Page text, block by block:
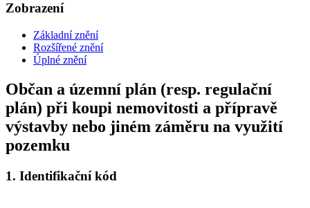
Zobrazení
Základní znění
Rozšířené znění
Úplné znění
Občan a územní plán (resp. regulační
plán) při koupi nemovitosti a přípravě
výstavby nebo jiném záměru na využití
pozemku
1. Identifikační kód